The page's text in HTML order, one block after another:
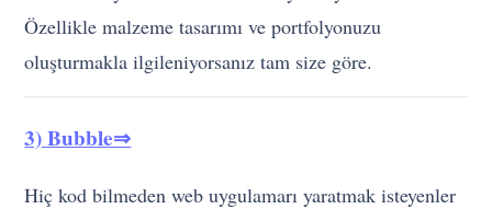
Özellikle malzeme tasarımı ve portfolyonuzu
oluşturmakla ilgileniyorsanız tam size göre.
3) Bubble⇒
Hiç kod bilmeden web uygulamarı yaratmak isteyenler